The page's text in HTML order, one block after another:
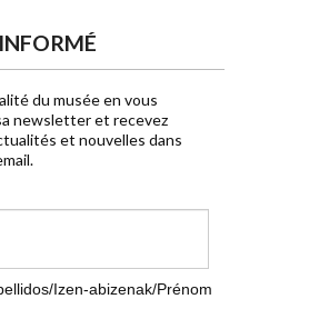
du musée en vous
newsletter et recevez
et nouvelles dans
Izen-abizenak/Prénom